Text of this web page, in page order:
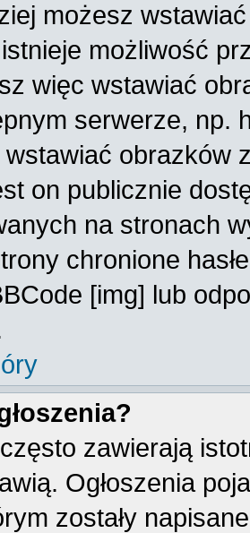
możesz
możliwość
więc wstawiać
serwerze, np.
obrazków
on publicznie
na stronach
chronione
[img] lub
zawierają
Ogłoszenia
zostały